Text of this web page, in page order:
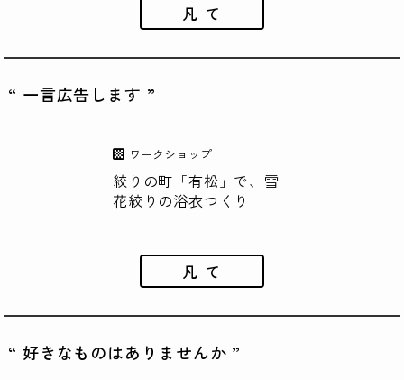
凡 て
“ 一言広告します ”
ワークショップ
絞りの町「有松」で、雪
花絞りの浴衣つくり
凡 て
“ 好きなものはありませんか ”